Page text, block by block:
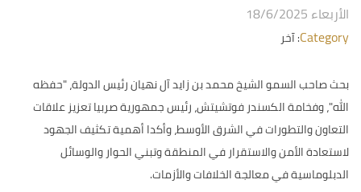
الأربعاء 18/6/2025
Category: آخر
بحث صاحب السمو الشيخ محمد بن زايد آل نهيان رئيس الدولة، "حفظه
الله"، وفخامة الكسندر فوتشيتش، رئيس جمهورية صربيا تعزيز علاقات
التعاون والتطورات في الشرق الأوسط، وأكدا أهمية تكثيف الجهود
لاستعادة الأمن والاستقرار في المنطقة وتبني الحوار والوسائل
الدبلوماسية في معالجة الخلافات والأزمات.